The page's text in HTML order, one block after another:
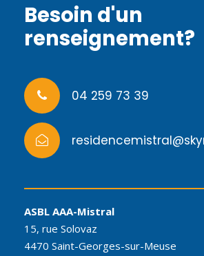
Besoin d'un
renseignement?
04 259 73 39
ASBL AAA-Mistral
15, rue Solovaz
4470 Saint-Georges-sur-Meuse